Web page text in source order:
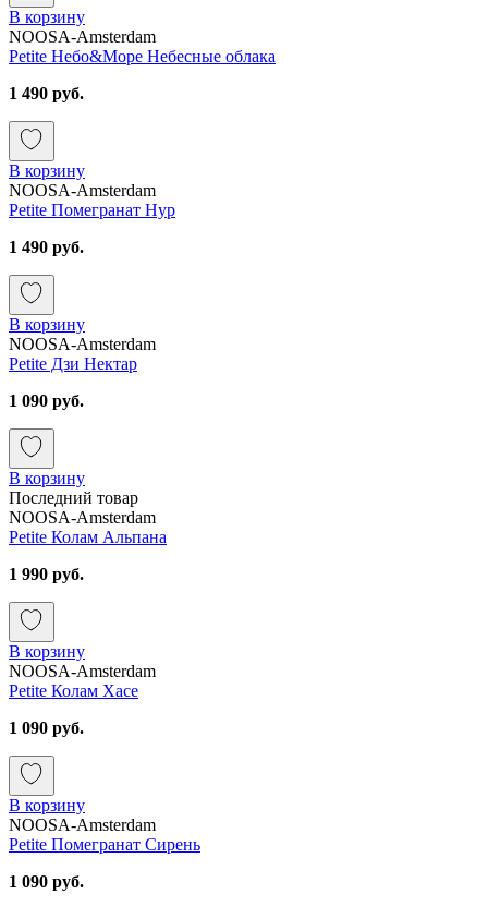
В корзину
NOOSA-Amsterdam
Petite Небо&Море Небесные облака
1 490 руб.
В корзину
NOOSA-Amsterdam
Petite Помегранат Нур
1 490 руб.
В корзину
NOOSA-Amsterdam
Petite Дзи Нектар
1 090 руб.
В корзину
Последний товар
NOOSA-Amsterdam
Petite Колам Альпана
1 990 руб.
В корзину
NOOSA-Amsterdam
Petite Колам Хасе
1 090 руб.
В корзину
NOOSA-Amsterdam
Petite Помегранат Сирень
1 090 руб.